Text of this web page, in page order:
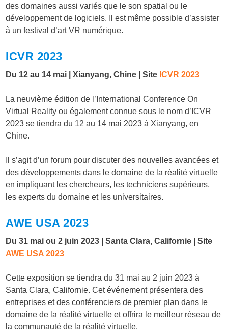
des domaines aussi variés que le son spatial ou le
développement de logiciels. Il est même possible d’assister
à un festival d’art VR numérique.
ICVR 2023
Du 12 au 14 mai | Xianyang, Chine | Site ICVR 2023
La neuvième édition de l’International Conference On
Virtual Reality ou également connue sous le nom d’ICVR
2023 se tiendra du 12 au 14 mai 2023 à Xianyang, en
Chine.
Il s’agit d’un forum pour discuter des nouvelles avancées et
des développements dans le domaine de la réalité virtuelle
en impliquant les chercheurs, les techniciens supérieurs,
les experts du domaine et les universitaires.
AWE USA 2023
Du 31 mai ou 2 juin 2023 | Santa Clara, Californie | Site
AWE USA 2023
Cette exposition se tiendra du 31 mai au 2 juin 2023 à
Santa Clara, Californie. Cet événement présentera des
entreprises et des conférenciers de premier plan dans le
domaine de la réalité virtuelle et offrira le meilleur réseau de
la communauté de la réalité virtuelle.